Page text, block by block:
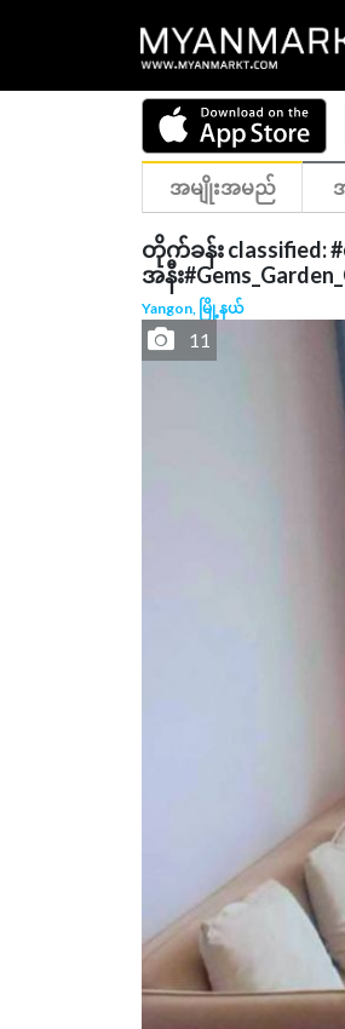
အမျိုးအမည်
တိုက်ခန်း classified:
အနီး
Yangon, မြို့နယ်
11